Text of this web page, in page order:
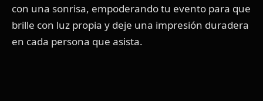
con una sonrisa, empoderando tu evento para que
brille con luz propia y deje una impresión duradera
en cada persona que asista.